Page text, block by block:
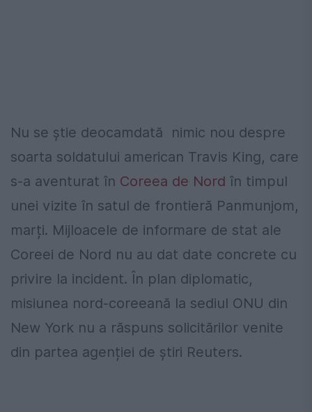
Nu se știe deocamdată nimic nou despre
soarta soldatului american Travis King, care
s-a aventurat în Coreea de Nord în timpul
unei vizite în satul de frontieră Panmunjom,
marți. Mijloacele de informare de stat ale
Coreei de Nord nu au dat date concrete cu
privire la incident. În plan diplomatic,
misiunea nord-coreeană la sediul ONU din
New York nu a răspuns solicitărilor venite
din partea agenției de știri Reuters.